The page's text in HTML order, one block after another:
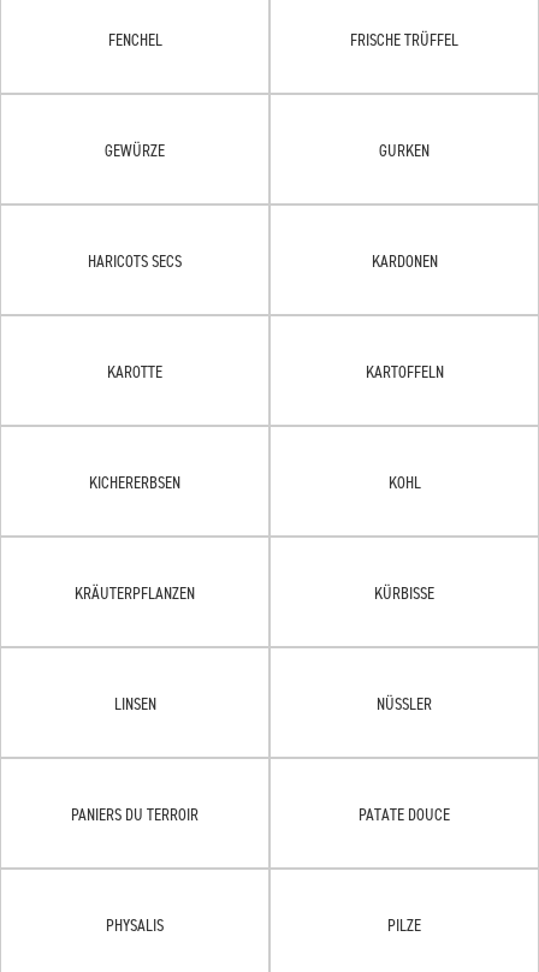
FENCHEL FRISCHE TRÜFFEL
GEWÜRZE GURKEN
HARICOTS SECS KARDONEN
KAROTTE KARTOFFELN
KICHERERBSEN KOHL
KRÄUTERPFLANZEN KÜRBISSE
LINSEN NÜSSLER
PANIERS DU TERROIR PATATE DOUCE
PHYSALIS PILZE